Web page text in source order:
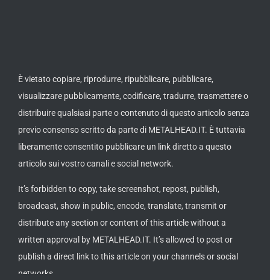
È vietato copiare, riprodurre, ripubblicare, pubblicare,
visualizzare pubblicamente, codificare, tradurre, trasmettere o
distribuire qualsiasi parte o contenuto di questo articolo senza
previo consenso scritto da parte di METALHEAD.IT. È tuttavia
liberamente consentito pubblicare un link diretto a questo
articolo sui vostro canali e social network.
It’s forbidden to copy, take screenshot, repost, publish,
broadcast, show in public, encode, translate, transmit or
distribute any section or content of this article without a
written approval by METALHEAD.IT. It’s allowed to post or
publish a direct link to this article on your channels or social
networks.